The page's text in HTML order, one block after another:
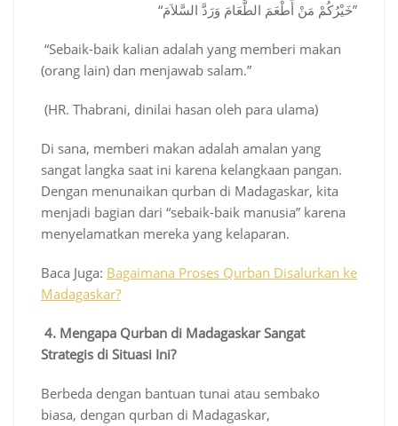
“خَيْرُكُمْ مَنْ أَطْعَمَ الطَّعَامَ وَرَدَّ السَّلاَمَ”
“Sebaik-baik kalian adalah yang memberi makan
(orang lain) dan menjawab salam.”
(HR. Thabrani, dinilai hasan oleh para ulama)
Di sana, memberi makan adalah amalan yang
sangat langka saat ini karena kelangkaan pangan.
Dengan menunaikan qurban di Madagaskar, kita
menjadi bagian dari “sebaik-baik manusia” karena
menyelamatkan mereka yang kelaparan.
Baca Juga: Bagaimana Proses Qurban Disalurkan ke
Madagaskar?
4. Mengapa Qurban di Madagaskar Sangat
Strategis di Situasi Ini?
Berbeda dengan bantuan tunai atau sembako
biasa, dengan qurban di Madagaskar,